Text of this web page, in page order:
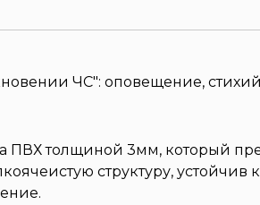
ЧС": оповещение,
ПВХ толщиной 3мм, который
структуру,